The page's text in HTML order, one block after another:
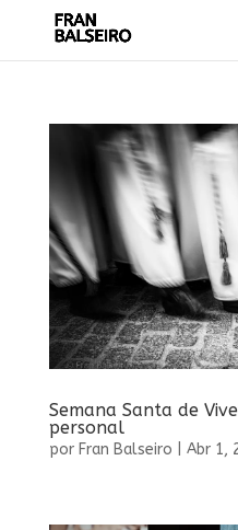
Semana Santa de
personal
por Fran Balseiro Abr 1,